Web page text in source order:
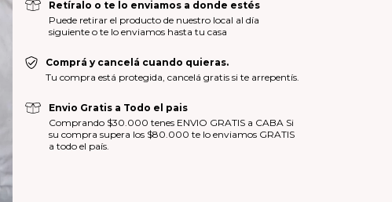
Retíralo o te lo enviamos a donde estés
Puede retirar el producto de nuestro local al día
siguiente o te lo enviamos hasta tu casa
Comprá y cancelá cuando quieras.
Tu compra está protegida, cancelá gratis si te arrepentís.
Envio Gratis a Todo el pais
Comprando $30.000 tenes ENVIO GRATIS a CABA Si
su compra supera los $80.000 te lo enviamos GRATIS
a todo el país.